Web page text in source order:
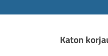
Katon